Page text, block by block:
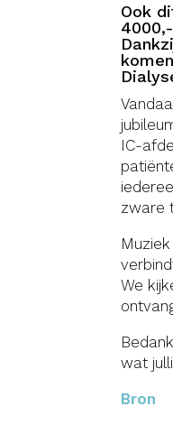
Ook
IC-
zware
We
wat
Bron